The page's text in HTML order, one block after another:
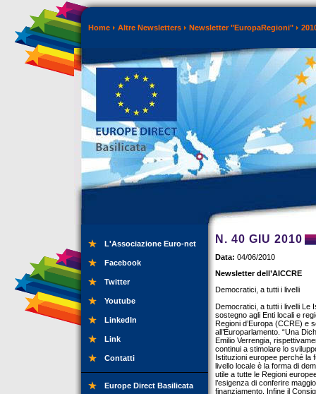
Home Altre Newsletters Newsletter "EuropaRegioni"
L'Associazione Euro-net
Facebook
Twitter
Youtube
LinkedIn
Link
Contatti
Europe Direct Basilicata
N. 40 GIU 2010
Data: 04/06/2010
Newsletter dell’AICCRE
Democratici, a tutti i livelli
Democratici, a tutti i livelli Le
sostegno agli Enti locali e
Regioni d’Europa (CCRE) e
all’Europarlamento. “Una
Emilio Verrengia,
continui a stimolare lo
Istituzioni europee perché la
livello locale è la forma di
utile a tutte le Regioni
l’esigenza di conferire
finanziamento. Infine il